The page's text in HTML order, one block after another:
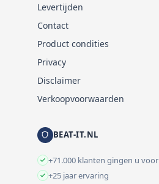
Levertijden
Contact
Product condities
Privacy
Disclaimer
Verkoopvoorwaarden
BEAT-IT.NL
+71.000 klanten gingen u voor
+25 jaar ervaring